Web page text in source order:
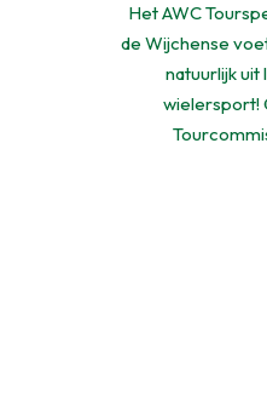
Het AWC
de Wijchense
natuurlijk
wielersport!